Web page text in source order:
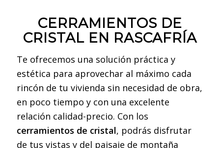
CERRAMIENTOS DE
CRISTAL EN RASCAFRÍA
Te ofrecemos una solución práctica y
estética para aprovechar al máximo cada
rincón de tu vivienda sin necesidad de obra,
en poco tiempo y con una excelente
relación calidad-precio. Con los
cerramientos de cristal, podrás disfrutar
de tus vistas y del paisaje de montaña